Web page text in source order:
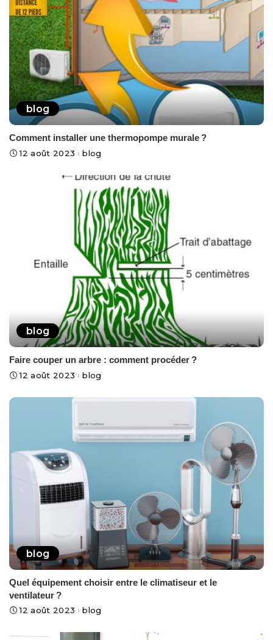
blog
Comment installer une thermopompe murale ?
12 août 2023 blog
blog
Faire couper un arbre : comment procéder ?
12 août 2023 blog
blog
Quel équipement choisir entre le climatiseur et le
ventilateur ?
12 août 2023 blog